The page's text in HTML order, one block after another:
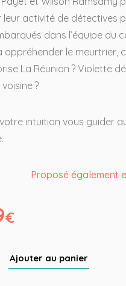
leur activité de détectives
dans l’équipe du
appréhender le meurtrier,
La Réunion ? Violette
?
intuition vous guider
Proposé également
€
Ajouter au panier